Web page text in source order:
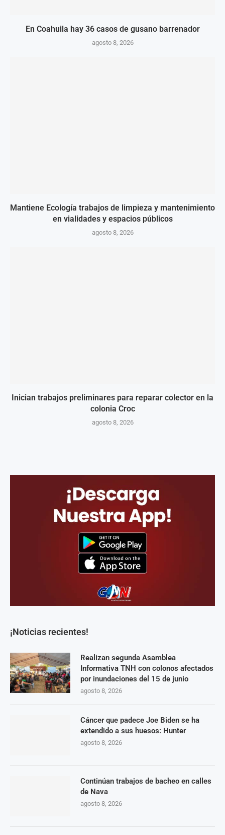
En Coahuila hay 36 casos de gusano barrenador
agosto 8, 2026
Mantiene Ecología trabajos de limpieza y mantenimiento
en vialidades y espacios públicos
agosto 8, 2026
Inician trabajos preliminares para reparar colector en la
colonia Croc
agosto 8, 2026
¡Noticias recientes!
Realizan segunda Asamblea
Informativa TNH con colonos afectados
por inundaciones del 15 de junio
agosto 8, 2026
Cáncer que padece Joe Biden se ha
extendido a sus huesos: Hunter
agosto 8, 2026
Continúan trabajos de bacheo en calles
de Nava
agosto 8, 2026